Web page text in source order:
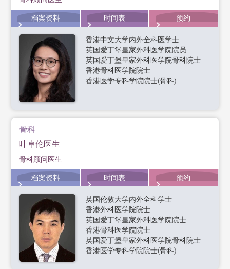
档案资料 时间表 预约
香港中文大学内外全科医学士
英国爱丁堡皇家外科医学院院员
英国爱丁堡皇家外科医学院骨科院士
香港骨科医学院院士
香港医学专科学院院士(骨科)
骨科
叶卓伦医生
骨科顾问医生
档案资料 时间表 预约
英国伦敦大学内外全科学士
香港外科医学院院士
英国爱丁堡皇家外科医学院院士
香港骨科医学院院士
英国爱丁堡皇家外科医学院骨科院士
香港医学专科学院院士(骨科)